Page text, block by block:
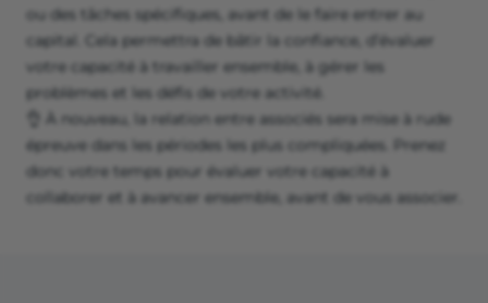
ou des tâches spécifiques, avant de le faire entrer au
capital. Cela permettra de bâtir la confiance, d’évaluer
votre capacité à travailler ensemble, à gérer les
problèmes et les défis de votre activité.
👌 À nouveau, la relation entre associés sera mise à rude
épreuve dans les périodes les plus compliquées. Prenez
donc votre temps pour évaluer votre capacité à
collaborer et à avancer ensemble, avant de vous associer.